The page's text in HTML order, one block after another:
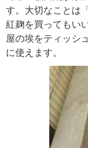
す。大切なことは
紅麹を買ってもい
屋の埃をティッシ
に使えます。